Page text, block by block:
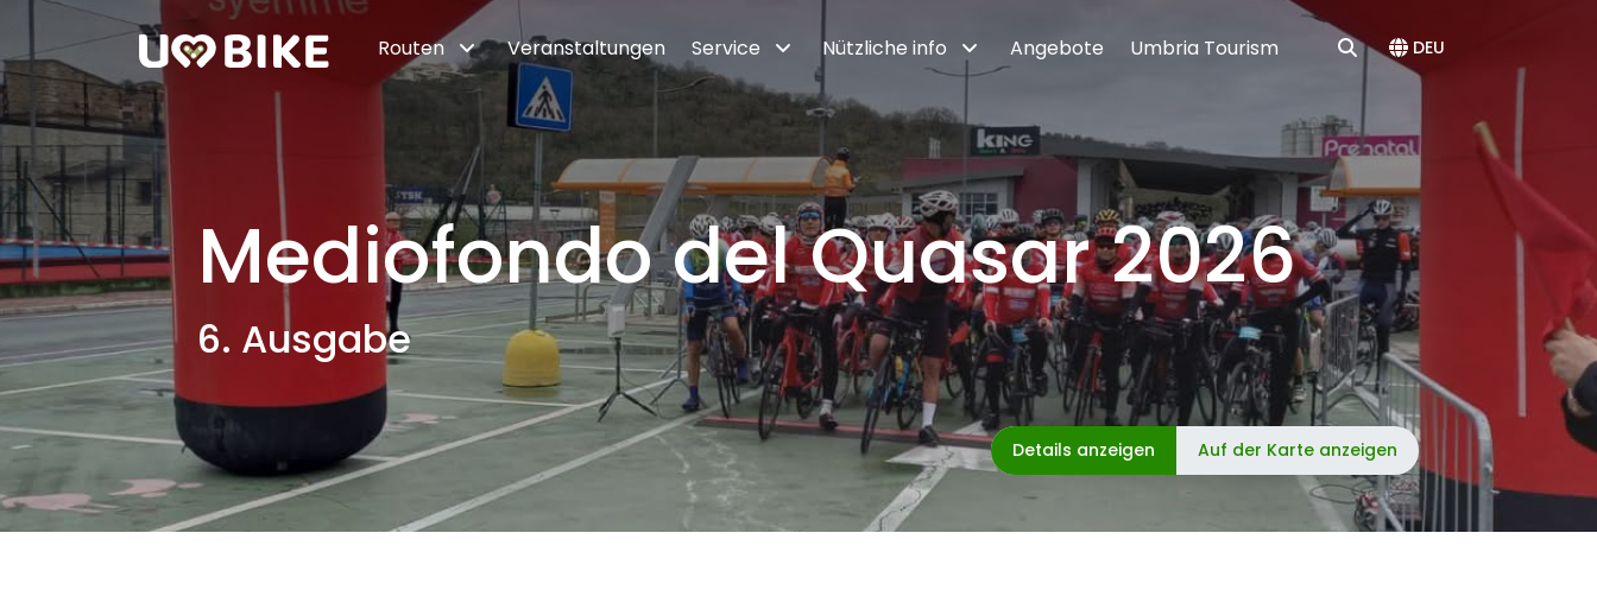
Zum Hauptinhalt springen
Routen
Veranstaltungen Service Nützliche info Angebote Umbria Tourism DEU
Mediofondo del Quasar 2026
6. Ausgabe
Details anzeigen Auf der Karte anzeigen